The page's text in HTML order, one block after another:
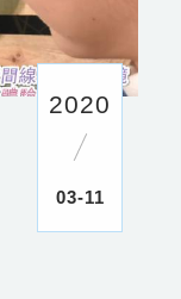
2020
03-11